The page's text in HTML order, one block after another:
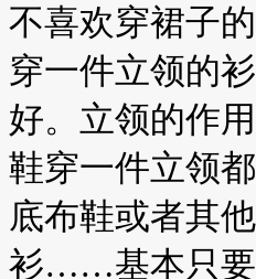
不喜欢穿裙子
穿一件立领的
好。立领的作
鞋穿一件立领
底布鞋或者其
衫……基本只要